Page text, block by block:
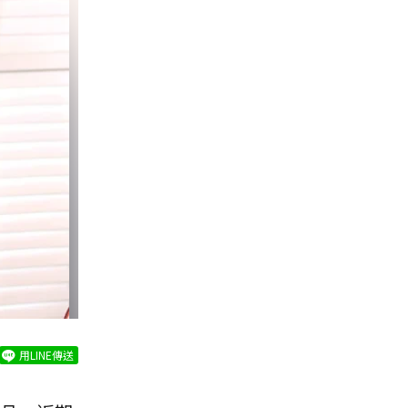
用LINE傳送